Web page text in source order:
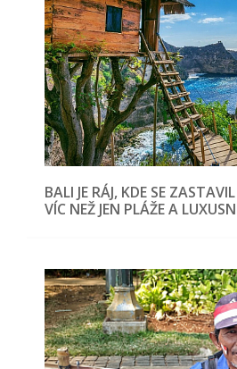
BALI JE RÁJ, KDE SE
VÍC NEŽ JEN PLÁŽE A